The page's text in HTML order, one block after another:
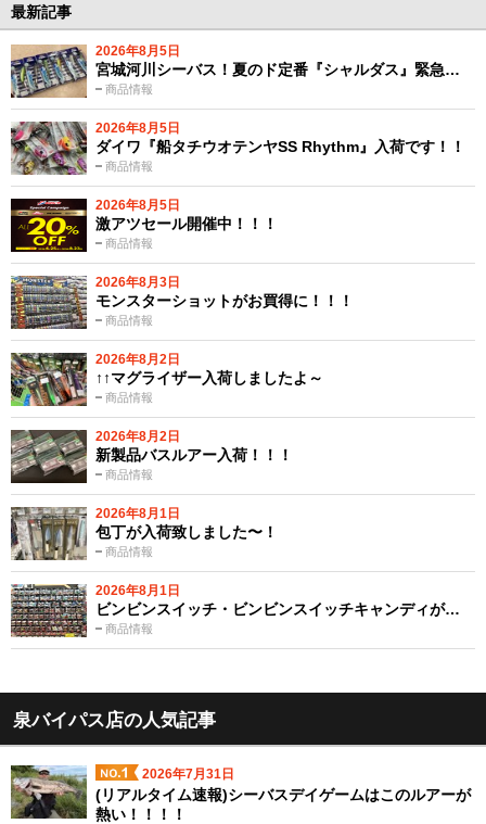
最新記事
2026年8月5日
商品情報
宮城河川シーバス！夏のド定番『シャルダス』緊急…
2026年8月5日
商品情報
ダイワ『船タチウオテンヤSS Rhythm』入荷です！！
2026年8月5日
商品情報
激アツセール開催中！！！
2026年8月3日
商品情報
モンスターショットがお買得に！！！
2026年8月2日
商品情報
↑↑マグライザー入荷しましたよ～
2026年8月2日
商品情報
新製品バスルアー入荷！！！
2026年8月1日
商品情報
包丁が入荷致しました〜！
2026年8月1日
商品情報
ビンビンスイッチ・ビンビンスイッチキャンディが…
泉バイパス店の人気記事
2026年7月31日
(リアルタイム速報)シーバスデイゲームはこのルアーが
熱い！！！！